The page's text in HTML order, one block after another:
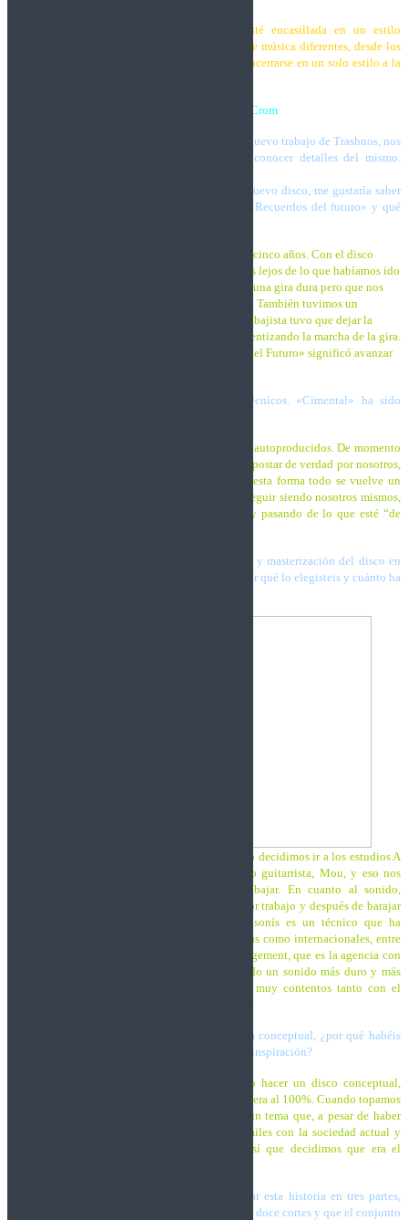
«No queremos que la música de Trashnos esté encasillada en un estilo
concreto… Nosotros escuchamos muchos tipos de música diferentes, desde los
clásicos hasta lo más actual, entonces ¿por qué encerrarse en un solo estilo a la
Entrevista realizada por Crom
Con motivo de la reciente salida de «Cimental», nuevo trabajo de Trashnos, nos
hemos puesto en contacto con la banda para conocer detalles del mismo.
Antes de meternos de lleno a hablar de vuestro nuevo disco, me gustaría saber
qué ha hecho la banda estos cinco años desde «Recuerdos del futuro» y qué
Pues han pasado muchas cosas en estos cinco años. Con el disco
«Recuerdos del Futuro» fuimos a tocar mucho más lejos de lo que habíamos ido
nunca: Madrid, Sevilla, Granada, Valencia…. Fue una gira dura pero que nos
ayudó a llevar nuestra música a un público nuevo. También tuvimos un
pequeño cambio en la formación, nuestro anterior bajista tuvo que dejar la
banda por motivos personales y eso nos afectó ralentizando la marcha de la gira.
De todas formas, podemos decir que «Recuerdos del Futuro» significó avanzar
Si os parece, comenzamos con los detalles técnicos. «Cimental» ha sido
Todos los discos de Trashnos han sido autoproducidos. De momento
no hemos encontrado una compañía dispuesta a apostar de verdad por nosotros,
así que decidimos hacerlo a nuestra manera. De esta forma todo se vuelve un
poco más difícil pero lo bueno es que podemos seguir siendo nosotros mismos,
haciendo lo que nos gusta, lo que nos apetece y pasando de lo que esté “de
Erik Monsonis se ha hecho cargo de las mezclas y masterización del disco en
los estudios A Casa Do Rock, me gustaría saber por qué lo elegisteis y cuánto ha
Cuando llegó la hora de grabar el disco decidimos ir a los estudios A
Casa Do Rock porque son propiedad de nuestro guitarrista, Mou, y eso nos
permitía mucha más libertad a la hora de trabajar. En cuanto al sonido,
buscábamos algo más potente que nuestro anterior trabajo y después de barajar
varias opciones, nos decidimos por Erik. Monsonís es un técnico que ha
trabajado con multitud de bandas, tanto españolas como internacionales, entre
las que se encuentran algunas de Destroyer management, que es la agencia con
la que estamos trabajando ahora. Erik ha aportado un sonido más duro y más
crudo a los temas y la verdad es que estamos muy contentos tanto con el
resultado como con la química entre él y la banda.
Este es vuestro 4º trabajo y se trata de un álbum conceptual, ¿por qué habéis
elegido la novela «1984» de George Orwel como inspiración?
Llevábamos mucho tiempo queriendo hacer un disco conceptual,
pero no encontrábamos un tema que nos convenciera al 100%. Cuando topamos
con esta novela, nos pareció ideal ya que trata un tema que, a pesar de haber
sido escrita hace casi 70 años, tiene muchos símiles con la sociedad actual y
más aún en la época que estamos viviendo, así que decidimos que era el
Ya lo comenté en nuestra crítica, pero desarrollar esta historia en tres partes,
divididas a su vez en 10 capítulos, con un total de doce cortes y que el conjunto